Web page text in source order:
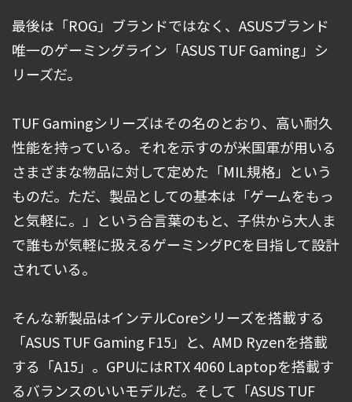
最後は「ROG」ブランドではなく、ASUSブランド
唯一のゲーミングライン「ASUS TUF Gaming」シ
リーズだ。
TUF Gamingシリーズはその名のとおり、高い耐久
性能を持っている。それを示すのが米国軍が用いる
さまざまな物品に対して定めた「MIL規格」という
ものだ。ただ、製品としての基本は「ゲームをもっ
と気軽に。」という合言葉のもと、子供から大人ま
で誰もが気軽に扱えるゲーミングPCを目指して設計
されている。
そんな新製品はインテルCoreシリーズを搭載する
「ASUS TUF Gaming F15」と、AMD Ryzenを搭載
する「A15」。GPUにはRTX 4060 Laptopを搭載す
るバランスのいいモデルだ。そして「ASUS TUF